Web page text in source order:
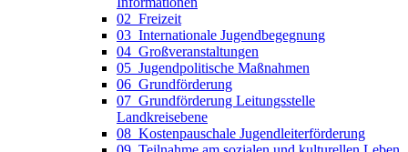
02_Freizeit
03_Internationale Jugendbegegnung
04_Großveranstaltungen
05_Jugendpolitische Maßnahmen
06_Grundförderung
07_Grundförderung Leitungsstelle
Landkreisebene
08_Kostenpauschale Jugendleiterförderung